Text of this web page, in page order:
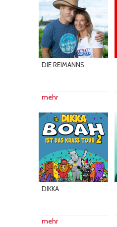
DIE REIMANNS
mehr
DIKKA
mehr